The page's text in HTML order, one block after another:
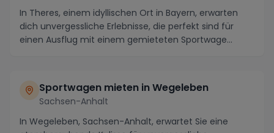
In Theres, einem idyllischen Ort in Bayern, erwarten
dich unvergessliche Erlebnisse, die perfekt sind für
einen Ausflug mit einem gemieteten Sportwage...
Sportwagen mieten in Wegeleben
Sachsen-Anhalt
In Wegeleben, Sachsen-Anhalt, erwartet Sie eine